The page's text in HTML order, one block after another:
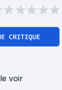
CRITIQUE
voir